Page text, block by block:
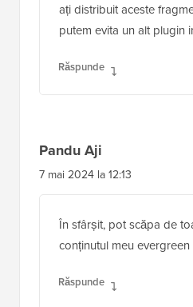
ați distribuit aceste
putem evita un alt plugin
Răspunde
Pandu Aji
7 mai 2024 la 12:13
În sfârșit, pot scăpa de
conținutul meu evergreen
Răspunde